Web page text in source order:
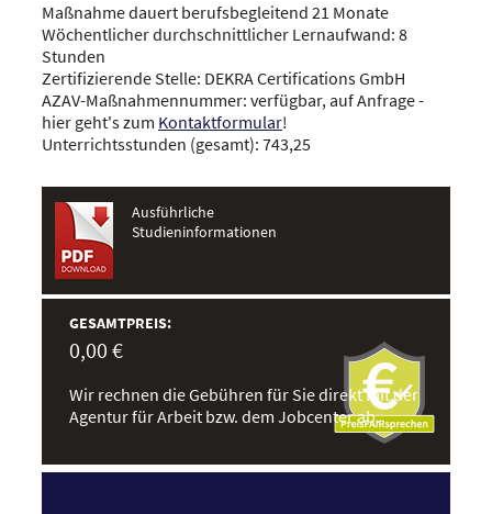
Maßnahme dauert berufsbegleitend 21 Monate
Wöchentlicher durchschnittlicher Lernaufwand: 8
Stunden
Zertifizierende Stelle: DEKRA Certifications GmbH
AZAV-Maßnahmennummer: verfügbar, auf Anfrage -
hier geht's zum Kontaktformular!
Unterrichtsstunden (gesamt): 743,25
Ausführliche
Studieninformationen
GESAMTPREIS:
0,00 €
Wir rechnen die Gebühren für Sie direkt mit der
Agentur für Arbeit bzw. dem Jobcenter ab.